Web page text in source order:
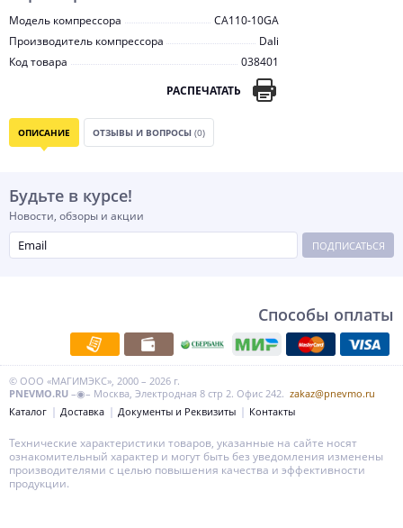
Модель компрессора
CA110-10GA
Производитель компрессора
Dali
Код товара
038401
РАСПЕЧАТАТЬ
ОПИСАНИЕ ОТЗЫВЫ И ВОПРОСЫ (0)
Будьте в курсе!
Новости, обзоры и акции
ПОДПИСАТЬСЯ
Способы оплаты
© ООО «МАГИМЭКС», 2000 – 2026 г.
PNEVMO.RU –◉– Москва, Электродная 8 стр 2. Офис 242. zakaz@pnevmo.ru
Каталог
Доставка Документы и Реквизиты Контакты
Технические характеристики товаров, указанные на сайте носят
ознакомительный характер и могут быть без уведомления изменены
производителями с целью повышения качества и эффективности
продукции.